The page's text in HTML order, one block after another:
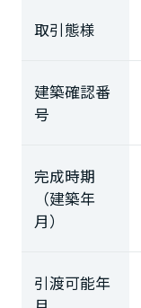
取引態様
建築確認番
号
完成時期
（建築年
月）
引渡可能年